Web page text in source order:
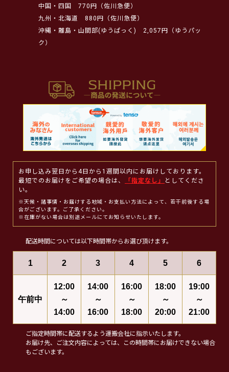
中国・四国
770円（佐川急便）
九州・北海道
880円（佐川急便）
沖縄・離島・山間部(ゆうぱっく)
2,057円（ゆうパッ
ク）
お申し込み翌日から4日から1週間以内にお届けしております。
最短でのお届けをご希望の場合は、
「指定なし」
としてくださ
い。
※天候・諸事情・お届けする地域・お支払い方法によって、若干前後する場
合がございます。ご了承ください。
※在庫がない場合は別途メールにてお知らせいたします。
配送時間については以下時間帯からお選び頂けます。
1 2 3 4 5 6
午前中
12:00
～
14:00
14:00
～
16:00
16:00
～
18:00
18:00
～
20:00
19:00
～
21:00
ご指定時間帯に配送するよう運搬会社に指示いたします。
お届け先、ご注文内容によっては、この時間帯にお届けできない場合
もございます。